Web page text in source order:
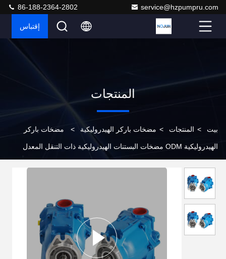
service@hzpumpru.com
86-188-2364-2802
إقتباس
المنتجات
بيت > المنتجات > مضخات باركر الهيدروليكية > مضخات باركر
الهيدروليكية ODM مضخات البستنات الهيدروليكية ذات التنقل المعدل